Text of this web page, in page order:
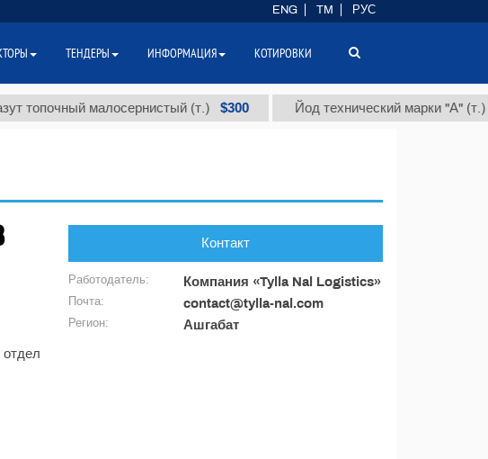
топочный малосернистый (т.) $300 Йод технический марки "А" (т.)
отдел
Контакт
Работодатель: Компания «Tylla Nal Logistics»
Почта: contact@tylla-nal.com
Регион: Ашгабат
ENG TM РУС
ТЕНДЕРЫ ИНФОРМАЦИЯ КОТИРОВКИ